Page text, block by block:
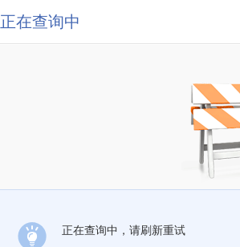
正在查询中
正在查询中，请刷新重试